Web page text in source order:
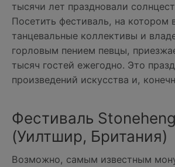
тысячи лет праздновали
Посетить фестиваль, на котором
танцевальные коллективы и
горловым пением певцы,
тысяч гостей ежегодно. Это
произведений искусства и,
Фестиваль
(Уилтшир, Британия)
Возможно, самым известным